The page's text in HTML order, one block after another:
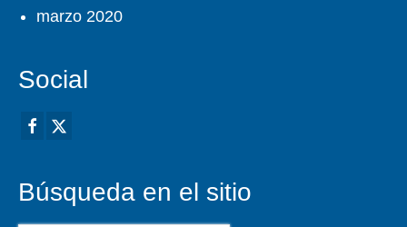
marzo 2020
Social
Búsqueda en el sitio